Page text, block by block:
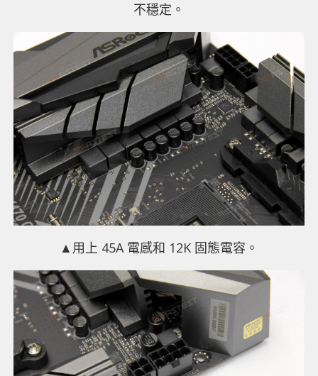
不穩定。
▲用上 45A 電感和 12K 固態電容。